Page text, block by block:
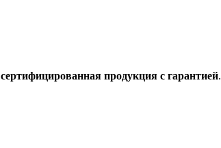
сертифицированная продукция с гарантией.